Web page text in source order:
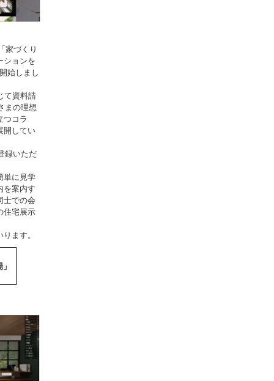
家づくり
ションを
始しまし
て資料請
まの理想
つコラ
開してい
録いただ
単に見学
を案内す
士での会
住宅展示
ます。